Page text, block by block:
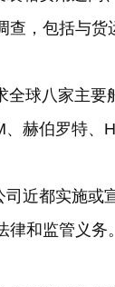
查，包括与货
全球八家主要
、赫伯罗特、
司近都实施或
律和监管义务